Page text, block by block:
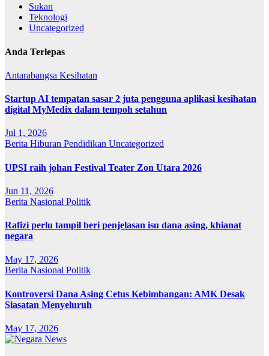
Sukan
Teknologi
Uncategorized
Anda Terlepas
Antarabangsa Kesihatan
Startup AI tempatan sasar 2 juta pengguna aplikasi kesihatan
digital MyMedix dalam tempoh setahun
Jul 1, 2026
Berita Hiburan Pendidikan Uncategorized
UPSI raih johan Festival Teater Zon Utara 2026
Jun 11, 2026
Berita Nasional Politik
Rafizi perlu tampil beri penjelasan isu dana asing, khianat
negara
May 17, 2026
Berita Nasional Politik
Kontroversi Dana Asing Cetus Kebimbangan: AMK Desak
Siasatan Menyeluruh
May 17, 2026